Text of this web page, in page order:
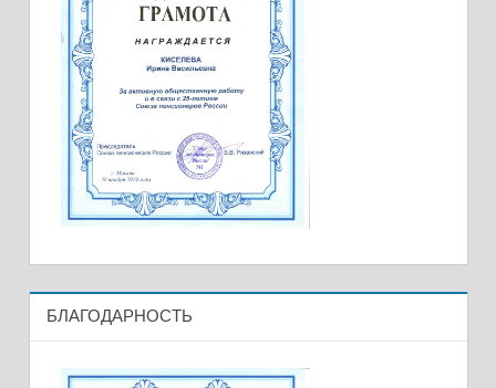
БЛАГОДАРНОСТЬ